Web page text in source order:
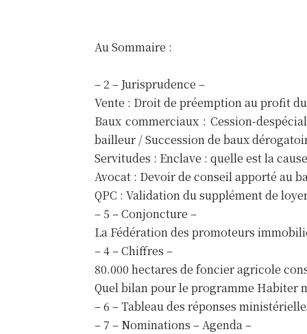
Au Sommaire :
– 2 – Jurisprudence –
Vente : Droit de préemption au profit
Baux commerciaux : Cession-
bailleur / Succession de baux
Servitudes : Enclave : quelle est la
Avocat : Devoir de conseil apporté au
QPC : Validation du supplément de
– 5 – Conjoncture –
La Fédération des promoteurs
– 4 – Chiffres –
80.000 hectares de foncier agricole
Quel bilan pour le programme Habiter
– 6 – Tableau des réponses
– 7 – Nominations – Agenda –